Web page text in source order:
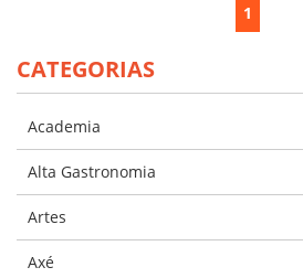
1
CATEGORIAS
Academia
Alta Gastronomia
Artes
Axé